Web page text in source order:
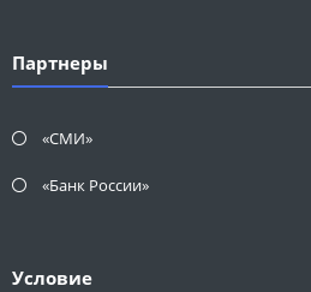
Партнеры
«СМИ»
«Банк России»
Условие